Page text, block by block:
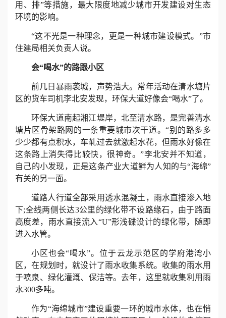
中
新
荣
用、排”等措施，最大限度地减少城市开发建设对生态
环境的影响。
“这不光是一种理念，更是一种城市建设模式。”市
住建局相关负责人说。
会“喝水”的路跟小区
前几日暴雨袭城，声势浩大。常年活动在清水塘片
区的货车司机李北安发现，环保大道好像会“喝水”了。
环保大道南起湘江堤岸，北至清水路，是完善清水
塘片区骨架路网的一条重要城市次干道。“别的路多多
少少都有点积水，车轧过去就激起水花，但雨水好像在
这条路上消失得比较快，很神奇。”李北安并不知道，
自己的小发现，正是这条产业大道鲜为人知的与“海绵”
有关的另一面。
道路人行道全部采用透水混凝土，雨水直接渗入地
下;全线两侧长达3公里的绿化带不设路缘石，由于路面
高度差，雨水直接流入“U”形浅碟设计的绿化带，随即
进入水管。
小区也会“喝水”。位于云龙示范区的学府港湾小
区，在规划时，就设计了雨水收集系统。收集的雨水用
于喷泉、绿化灌溉、保洁等。去年，这里就收集利用雨
水300多吨。
作为“海绵城市”建设重要一环的城市水体，也在悄